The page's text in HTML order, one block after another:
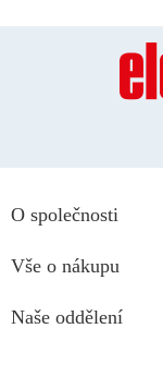
O společnosti
Vše o nákupu
Naše oddělení